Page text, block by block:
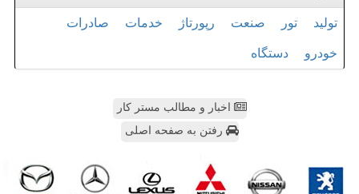
تولید تور صنعت رپورتاژ خدمات صادرات
خودرو دستگاه
اخبار و مطالب مستر کار
رفتن به صفحه اصلی